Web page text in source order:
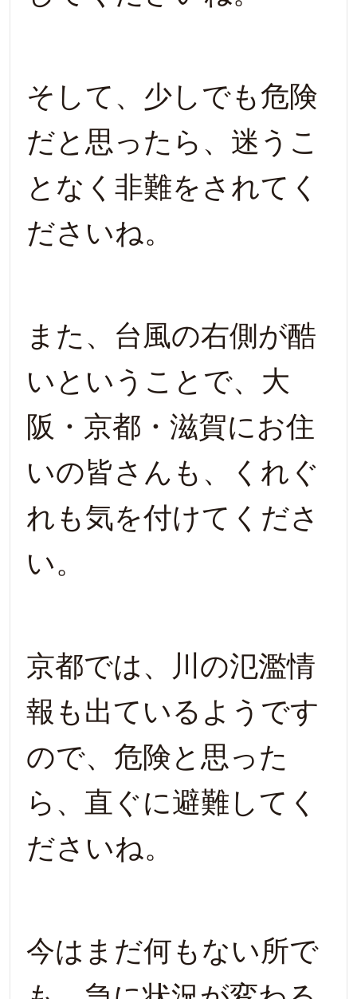
そして、少しでも危険
だと思ったら、迷うこ
となく非難をされてく
ださいね。
また、台風の右側が酷
いということで、大
阪・京都・滋賀にお住
いの皆さんも、くれぐ
れも気を付けてくださ
い。
京都では、川の氾濫情
報も出ているようです
ので、危険と思った
ら、直ぐに避難してく
ださいね。
今はまだ何もない所で